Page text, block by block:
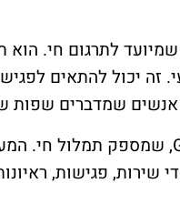
יכול להתאים
אנשים שמדברים שפות
, שמספק תמלול חי.
שירות, פגישות,